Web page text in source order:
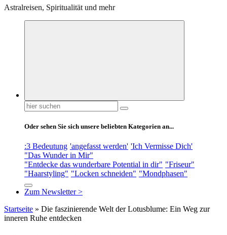
Astralreisen, Spiritualität und mehr
Suchen
nach:
Oder sehen Sie sich unsere beliebten Kategorien an...
:3 Bedeutung 'angefasst werden' 'Ich Vermisse Dich'
"Das Wunder in Mir"
"Entdecke das wunderbare Potential in dir" "Friseur"
"Haarstyling" "Locken schneiden" "Mondphasen"
Zum Newsletter >
Startseite » Die faszinierende Welt der Lotusblume: Ein Weg zur
inneren Ruhe entdecken